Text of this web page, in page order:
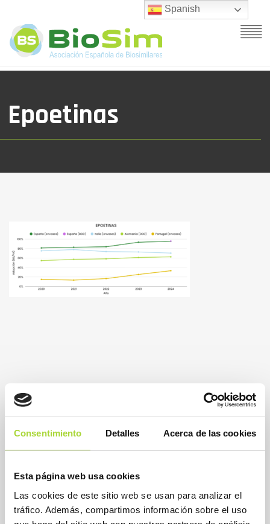
Consentimiento Detalles Acerca de las cookies
Esta página web usa cookies
Las cookies de este sitio web se usan para analizar el
tráfico. Además, compartimos información sobre el uso
Epoetinas
BioSim
Asociación Española de Medicamentos Biosimilares
Spanish